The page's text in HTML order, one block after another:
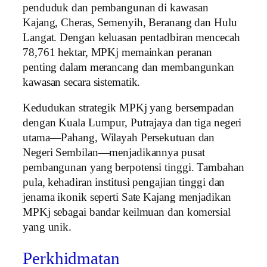
penduduk dan pembangunan di kawasan
Kajang, Cheras, Semenyih, Beranang dan Hulu
Langat. Dengan keluasan pentadbiran mencecah
78,761 hektar, MPKj memainkan peranan
penting dalam merancang dan membangunkan
kawasan secara sistematik.
Kedudukan strategik MPKj yang bersempadan
dengan Kuala Lumpur, Putrajaya dan tiga negeri
utama—Pahang, Wilayah Persekutuan dan
Negeri Sembilan—menjadikannya pusat
pembangunan yang berpotensi tinggi. Tambahan
pula, kehadiran institusi pengajian tinggi dan
jenama ikonik seperti Sate Kajang menjadikan
MPKj sebagai bandar keilmuan dan komersial
yang unik.
Perkhidmatan